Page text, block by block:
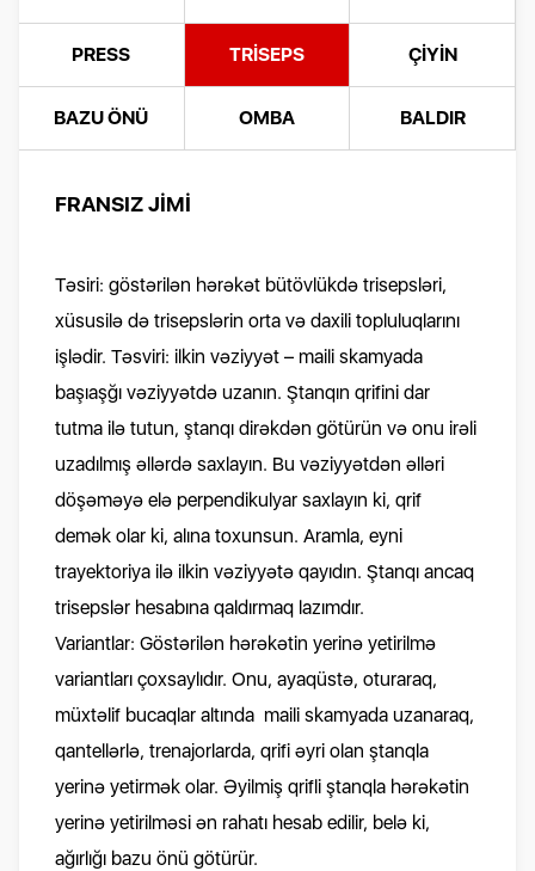
PRESS TRISEPS ÇIYIN
BAZU ÖNÜ OMBA BALDIR
FRANSIZ JİMİ
Təsiri: göstərilən hərəkət bütövlükdə trisepsləri,
xüsusilə də trisepslərin orta və daxili topluluqlarını
işlədir. Təsviri: ilkin vəziyyət – maili skamyada
başıaşğı vəziyyətdə uzanın. Ştanqın qrifini dar
tutma ilə tutun, ştanqı dirəkdən götürün və onu irəli
uzadılmış əllərdə saxlayın. Bu vəziyyətdən əlləri
döşəməyə elə perpendikulyar saxlayın ki, qrif
demək olar ki, alına toxunsun. Aramla, eyni
trayektoriya ilə ilkin vəziyyətə qayıdın. Ştanqı ancaq
trisepslər hesabına qaldırmaq lazımdır.
Variantlar: Göstərilən hərəkətin yerinə yetirilmə
variantları çoxsaylıdır. Onu, ayaqüstə, oturaraq,
müxtəlif bucaqlar altında maili skamyada uzanaraq,
qantellərlə, trenajorlarda, qrifi əyri olan ştanqla
yerinə yetirmək olar. Əyilmiş qrifli ştanqla hərəkətin
yerinə yetirilməsi ən rahatı hesab edilir, belə ki,
ağırlığı bazu önü götürür.